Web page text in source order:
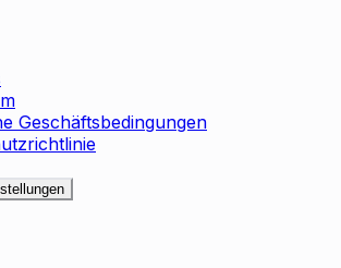
Geschäftsbedingungen